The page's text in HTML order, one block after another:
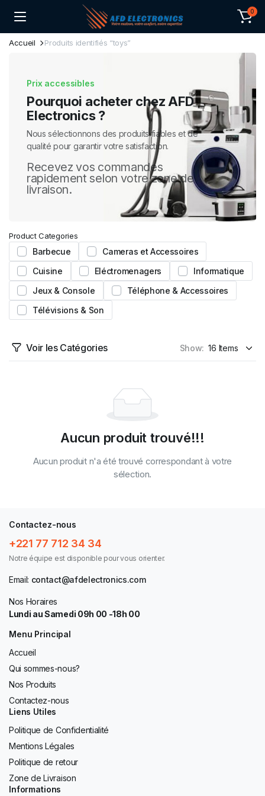
0
Accueil Produits identifiés “toys”
Prix accessibles
Pourquoi acheter chez AFD
Electronics ?
Nous sélectionnons des produits fiables et de
qualité pour garantir votre satisfaction.
Recevez vos commandes
rapidement selon votre zone de
livraison.
Product Categories
Barbecue
Cameras et Accessoires
Cuisine
Eléctromenagers
Informatique
Jeux & Console
Téléphone & Accessoires
Télévisions & Son
Voir les Catégories Show:
Aucun produit trouvé!!!
Aucun produit n'a été trouvé correspondant à votre
sélection.
Contactez-nous
+221 77 712 34 34
Notre équipe est disponible pour vous orienter.
Email: contact@afdelectronics.com
Nos Horaires
Lundi au Samedi 09h 00 -18h 00
Menu Principal
Accueil
Qui sommes-nous?
Nos Produits
Contactez-nous
Liens Utiles
Politique de Confidentialité
Mentions Légales
Politique de retour
Zone de Livraison
Informations